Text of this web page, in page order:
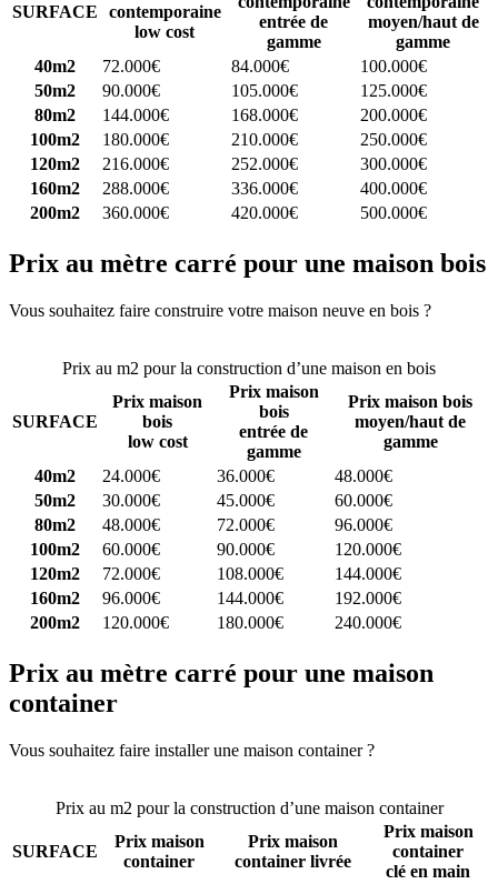
SURFACE
contemporaine
low cost
entrée de
gamme
moyen/haut de
gamme
40m2
72.000€ 84.000€
100.000€
50m2
90.000€ 105.000€
125.000€
80m2
144.000€ 168.000€
200.000€
100m2
180.000€ 210.000€
250.000€
120m2
216.000€ 252.000€
300.000€
160m2
288.000€ 336.000€
400.000€
200m2
360.000€ 420.000€ 500.000€
Prix au mètre carré pour une maison bois
Vous souhaitez faire construire votre maison neuve en bois ?
Prix au m2 pour la construction d’une maison en bois
SURFACE
Prix maison
bois
low cost
Prix maison
bois
entrée de
gamme
Prix maison bois
moyen/haut de
gamme
40m2
24.000€ 36.000€
48.000€
50m2
30.000€ 45.000€
60.000€
80m2
48.000€ 72.000€
96.000€
100m2
60.000€ 90.000€
120.000€
120m2
72.000€ 108.000€
144.000€
160m2
96.000€ 144.000€
192.000€
200m2
120.000€ 180.000€ 240.000€
Prix au mètre carré pour une maison
container
Vous souhaitez faire installer une maison container ?
Prix au m2 pour la construction d’une maison container
SURFACE
Prix maison
container
Prix maison
container livrée
Prix maison
container
clé en main